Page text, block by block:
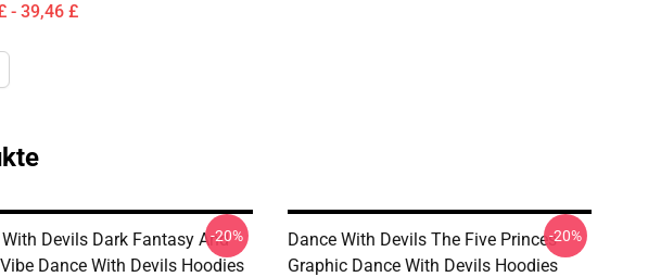
- 39,46 £
Devils Dark Fantasy And
Dance With Devils Hoodies
-20%
Dance With Devils The Five Princes
Graphic Dance With Devils Hoodies
-20%